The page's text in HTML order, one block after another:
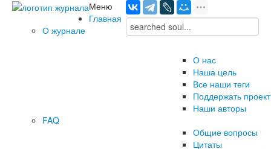
Меню
Главная
О журнале
О нас
Наша цель
Все наши теги
Поддержать проект
Наши авторы
FAQ
Общие вопросы
Цитаты